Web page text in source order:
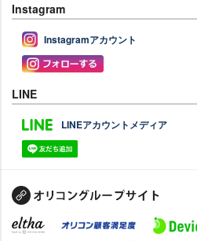
Instagram
Instagramアカウント
LINE
LINEアカウントメディア